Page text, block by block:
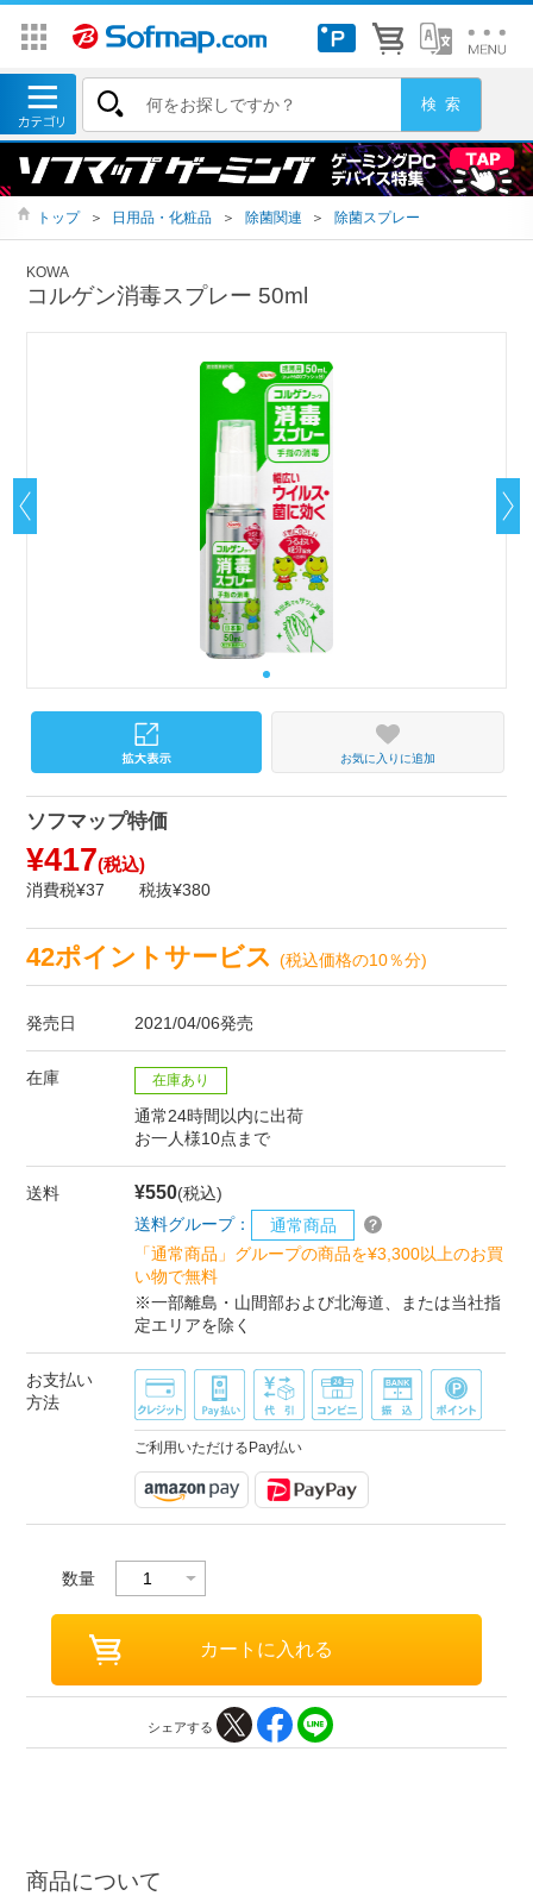
トップ ＞ 日用品・化粧品 ＞ 除菌関連 ＞ 除菌スプレー
KOWA
コルゲン消毒スプレー 50ml
お気に入りに追加
ソフマップ特価
¥417(税込)
消費税¥37 税抜¥380
42ポイントサービス(税込価格の10％分)
発売日 2021/04/06発売
在庫 在庫あり
通常24時間以内に出荷
お一人様10点まで
送料 ¥550(税込)
送料グループ：
通常商品
「通常商品」グループの商品を¥3,300以上のお買
い物で無料
※一部離島・山間部および北海道、または当社指
定エリアを除く
お支払い
方法
ご利用いただけるPay払い
数量
シェアする
商品について